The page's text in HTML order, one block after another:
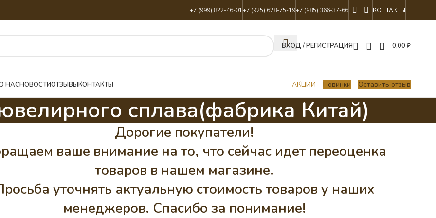
+7 (999) 822-46-01+7 (925) 628-75-19+7 (985) 366-37-66 КОНТАКТЫ
ВХОД / РЕГИСТРАЦИЯ 0,00 ₽
НАСНОВОСТИОТЗЫВЫКОНТАКТЫ АКЦИИ Новинки Оставить отзыв
сплава(фабрика Китай)
Дорогие покупатели!
ваше внимание на то, что сейчас идет переоценка
товаров в нашем магазине.
уточнять актуальную стоимость товаров у наших
менеджеров. Спасибо за понимание!